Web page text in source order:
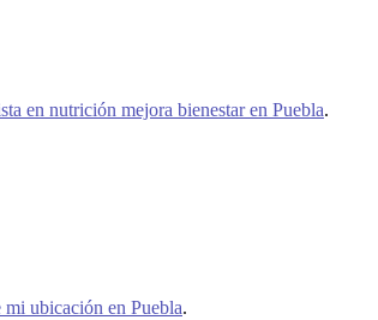
en nutrición mejora bienestar en Puebla.
ubicación en Puebla.